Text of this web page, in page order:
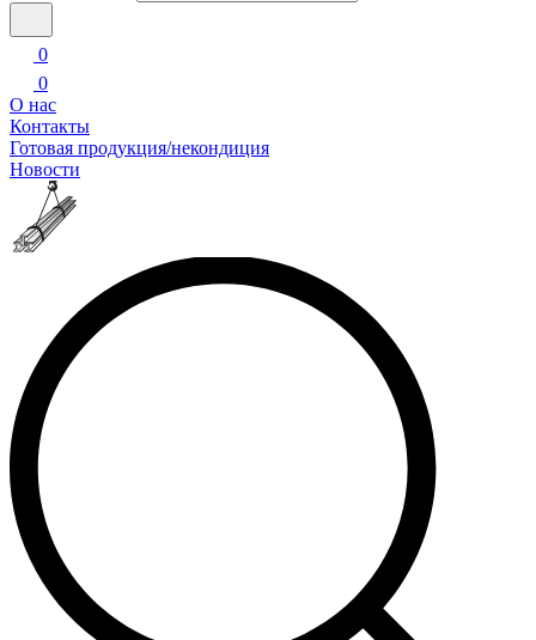
0
0
О нас
Контакты
Готовая продукция/некондиция
Новости